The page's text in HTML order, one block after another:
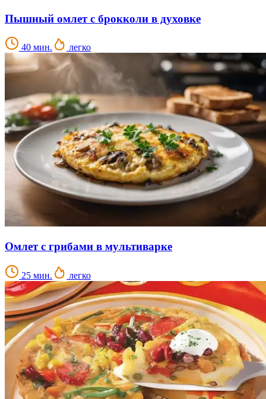
Пышный омлет с брокколи в духовке
40 мин. легко
Омлет с грибами в мультиварке
25 мин. легко